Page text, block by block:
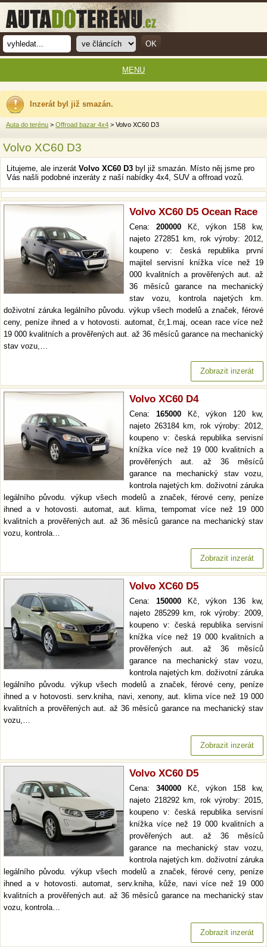
Inzerát byl již smazán.
Auta do terénu > Offroad bazar 4x4 > Volvo XC60 D3
Volvo XC60 D3
Litujeme, ale inzerát Volvo XC60 D3 byl již smazán. Místo něj jsme pro
Vás našli podobné inzeráty z naší nabídky 4x4, SUV a offroad vozů.
Volvo XC60 D5 Ocean Race
Cena: 200000Kč, výkon 158 kw,
najeto 272851 km, rok výroby: 2012,
koupeno v: česká republika první
majitel servisní knížka více než 19
000 kvalitních a prověřených aut. až
36 měsíců garance na mechanický
stav vozu, kontrola najetých km.
doživotní záruka legálního původu. výkup všech modelů a značek, férové
ceny, peníze ihned a v hotovosti. automat, čr,1.maj, ocean race více než
19 000 kvalitních a prověřených aut. až 36 měsíců garance na mechanický
stav vozu,…
Zobrazit inzerát
Volvo XC60 D4
Cena: 165000Kč, výkon 120 kw,
najeto 263184 km, rok výroby: 2012,
koupeno v: česká republika servisní
knížka více než 19 000 kvalitních a
prověřených aut. až 36 měsíců
garance na mechanický stav vozu,
kontrola najetých km. doživotní záruka
legálního původu. výkup všech modelů a značek, férové ceny, peníze
ihned a v hotovosti. automat, aut. klima, tempomat více než 19 000
kvalitních a prověřených aut. až 36 měsíců garance na mechanický stav
vozu, kontrola…
Zobrazit inzerát
Volvo XC60 D5
Cena: 150000Kč, výkon 136 kw,
najeto 285299 km, rok výroby: 2009,
koupeno v: česká republika servisní
knížka více než 19 000 kvalitních a
prověřených aut. až 36 měsíců
garance na mechanický stav vozu,
kontrola najetých km. doživotní záruka
legálního původu. výkup všech modelů a značek, férové ceny, peníze
ihned a v hotovosti. serv.kniha, navi, xenony, aut. klima více než 19 000
kvalitních a prověřených aut. až 36 měsíců garance na mechanický stav
vozu,…
Zobrazit inzerát
Volvo XC60 D5
Cena: 340000Kč, výkon 158 kw,
najeto 218292 km, rok výroby: 2015,
koupeno v: česká republika servisní
knížka více než 19 000 kvalitních a
prověřených aut. až 36 měsíců
garance na mechanický stav vozu,
kontrola najetých km. doživotní záruka
legálního původu. výkup všech modelů a značek, férové ceny, peníze
ihned a v hotovosti. automat, serv.kniha, kůže, navi více než 19 000
kvalitních a prověřených aut. až 36 měsíců garance na mechanický stav
vozu, kontrola…
Zobrazit inzerát
MENU